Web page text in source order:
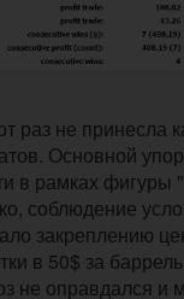
раз не принесла
Основной
в рамках фигуры
соблюдение
закреплению
в 50$ за
не оправдался и